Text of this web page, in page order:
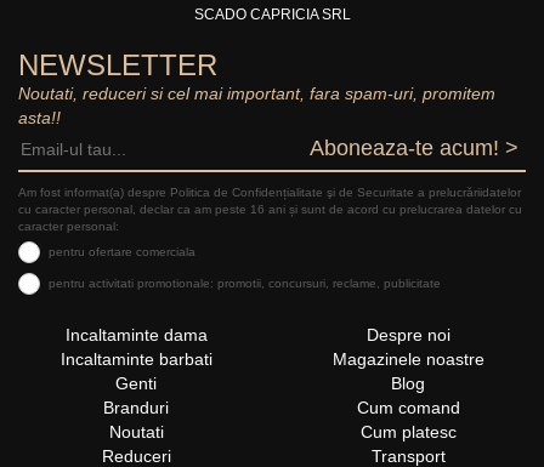
SCADO CAPRICIA SRL
NEWSLETTER
Noutati, reduceri si cel mai important, fara spam-uri, promitem
asta!!
Aboneaza-te acum! >
Am fost informat(a) despre Politica de Confidențialitate şi de Securitate a prelucrăriidatelor
cu caracter personal, declar ca am peste 16 ani și sunt de acord cu prelucrarea datelor cu
caracter personal:
pentru ofertare comerciala
pentru activitati promotionale: promotii, concursuri, reclame, publicitate
Incaltaminte dama
Incaltaminte barbati
Genti
Branduri
Noutati
Reduceri
Despre noi
Magazinele noastre
Blog
Cum comand
Cum platesc
Transport